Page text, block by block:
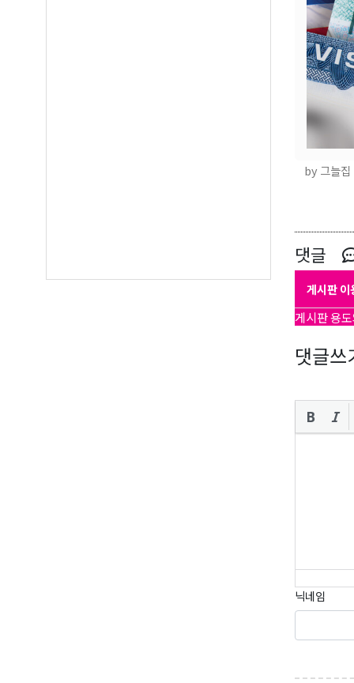
by 그늘집
댓글
게시판 이
게시판 용
댓글쓰
닉네임
매주 오
보실수
Email
Last
By
Suite A,
Our